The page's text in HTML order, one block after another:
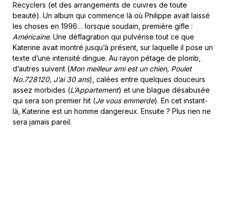
Recyclers (et des arrangements de cuivres de toute
beauté). Un album qui commence là où Philippe avait laissé
les choses en 1996… lorsque soudain, première gifle :
Américaine. Une déflagration qui pulvérise tout ce que
Katerine avait montré jusqu’à présent, sur laquelle il pose un
texte d’une intensité dingue. Au rayon pétage de plomb,
d’autres suivent (Mon meilleur ami est un chien, Poulet
No.728120, J’ai 30 ans), calées entre quelques douceurs
assez morbides (L’Appartement) et une blague désabusée
qui sera son premier hit (Je vous emmerde). En cet instant-
là, Katerine est un homme dangereux. Ensuite ? Plus rien ne
sera jamais pareil.